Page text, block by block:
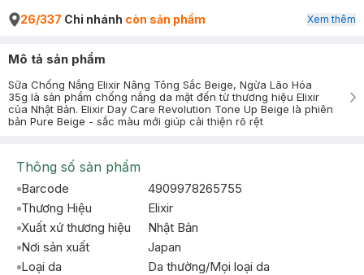
26/337 Chi nhánh còn sản phẩm Xem thêm
Mô tả sản phẩm
Sữa Chống Nắng Elixir Nâng Tông Sắc Beige, Ngừa Lão Hóa
35g là sản phẩm chống nắng da mặt đến từ thương hiệu Elixir
của Nhật Bản. Elixir Day Care Revolution Tone Up Beige là phiên
bản Pure Beige - sắc màu mới giúp cải thiện rõ rệt
Thông số sản phẩm
Barcode
4909978265755
Thương Hiệu
Elixir
Xuất xứ thương hiệu
Nhật Bản
Nơi sản xuất
Japan
Loại da
Da thường/Mọi loại da